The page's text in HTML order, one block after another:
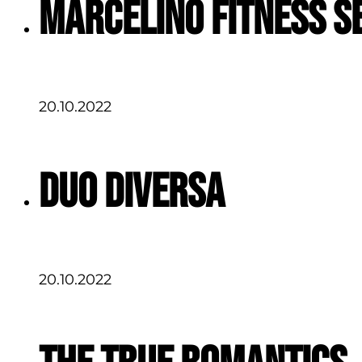
Marcelino Fitness
20.10.2022
Duo Diversa
20.10.2022